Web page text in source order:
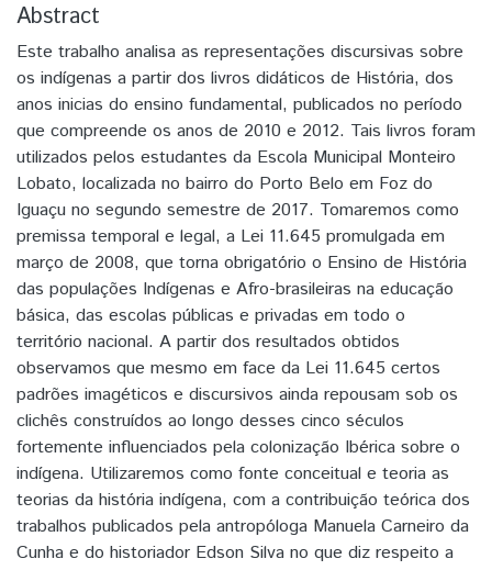
Abstract
Este trabalho analisa as representações discursivas sobre
os indígenas a partir dos livros didáticos de História, dos
anos inicias do ensino fundamental, publicados no período
que compreende os anos de 2010 e 2012. Tais livros foram
utilizados pelos estudantes da Escola Municipal Monteiro
Lobato, localizada no bairro do Porto Belo em Foz do
Iguaçu no segundo semestre de 2017. Tomaremos como
premissa temporal e legal, a Lei 11.645 promulgada em
março de 2008, que torna obrigatório o Ensino de História
das populações Indígenas e Afro-brasileiras na educação
básica, das escolas públicas e privadas em todo o
território nacional. A partir dos resultados obtidos
observamos que mesmo em face da Lei 11.645 certos
padrões imagéticos e discursivos ainda repousam sob os
clichês construídos ao longo desses cinco séculos
fortemente influenciados pela colonização Ibérica sobre o
indígena. Utilizaremos como fonte conceitual e teoria as
teorias da história indígena, com a contribuição teórica dos
trabalhos publicados pela antropóloga Manuela Carneiro da
Cunha e do historiador Edson Silva no que diz respeito a